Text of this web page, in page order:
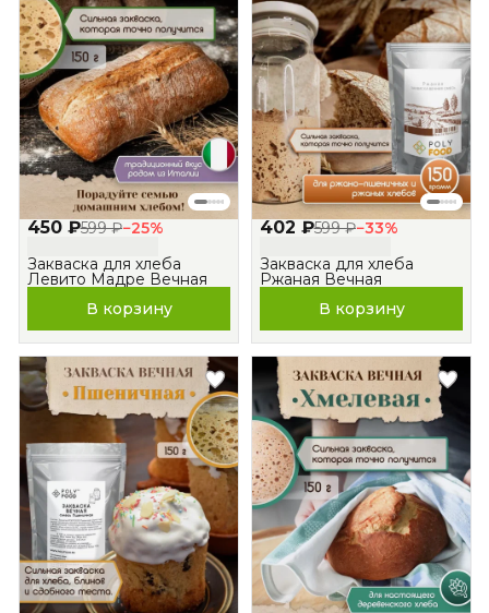
450 ₽599 ₽−25%
Закваска для хлеба
Левито Мадре Вечная
В корзину
402 ₽599 ₽−33%
Закваска для хлеба
Ржаная Вечная
В корзину